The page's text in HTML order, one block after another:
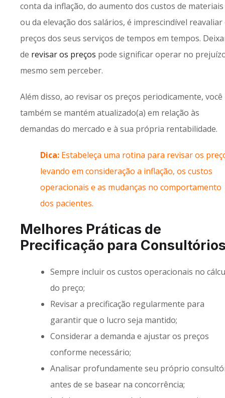
conta da inflação, do aumento dos custos de materiais
ou da elevação dos salários, é imprescindível reavaliar
preços dos seus serviços de tempos em tempos.
de revisar os preços pode significar operar no
mesmo sem perceber.
Além disso, ao revisar os preços periodicamente, você
também se mantém atualizado(a) em relação às
demandas do mercado e à sua própria rentabilidade.
Dica: Estabeleça uma rotina para revisar os
levando em consideração a inflação, os custos
operacionais e as mudanças no comportamento
dos pacientes.
Melhores Práticas de
Precificação para
Sempre incluir os custos operacionais no
do preço;
Revisar a precificação regularmente para
garantir que o lucro seja mantido;
Considerar a demanda e ajustar os preços
conforme necessário;
Analisar profundamente seu próprio
antes de se basear na concorrência;